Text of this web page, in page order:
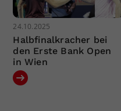
24.10.2025
Halbfinalkracher bei
den Erste Bank Open
in Wien